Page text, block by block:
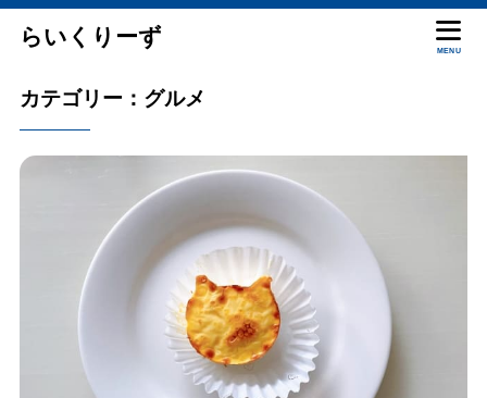
らいくりーず
MENU
カテゴリー：グルメ